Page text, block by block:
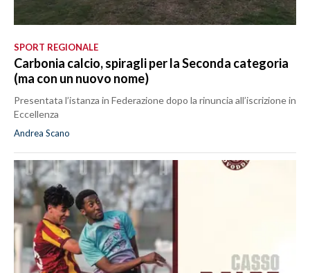
SPORT REGIONALE
Carbonia calcio, spiragli per la Seconda categoria
(ma con un nuovo nome)
Presentata l’istanza in Federazione dopo la rinuncia all’iscrizione in
Eccellenza
Andrea Scano